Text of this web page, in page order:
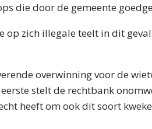
die door de gemeente
op zich illegale teelt in dit
overwinning voor de
stelt de rechtbank
heeft om ook dit soort